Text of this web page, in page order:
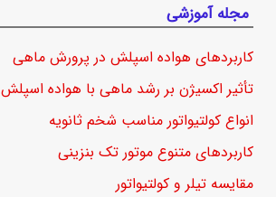
مجله آموزشی
کاربردهای هواده اسپلش در پرورش ماهی
تأثیر اکسیژن بر رشد ماهی با هواده اسپلش
انواع کولتیواتور مناسب شخم ثانویه
کاربردهای متنوع موتور تک بنزینی
مقایسه تیلر و کولتیواتور